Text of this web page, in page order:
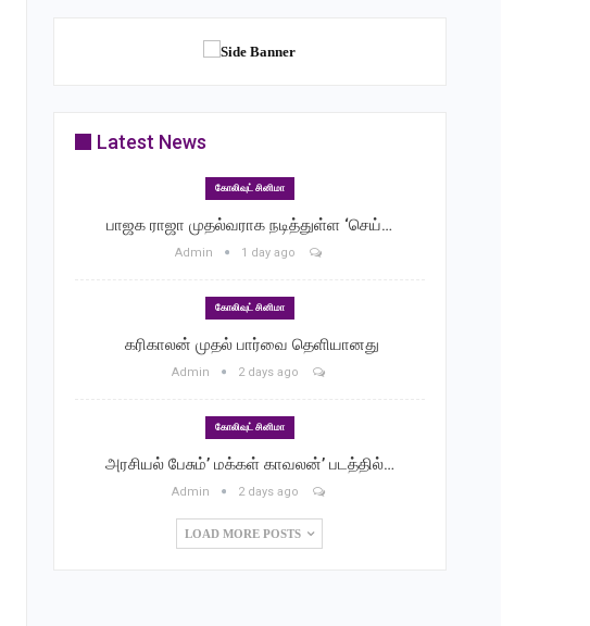
Latest News
கோலிவுட் சினிமா
பாஜக ராஜா முதல்வராக நடித்துள்ள ‘செய்…
Admin 1 day ago
கோலிவுட் சினிமா
‎ கரிகாலன் முதல் பார்வை தெளியானது
Admin 2 days ago
கோலிவுட் சினிமா
அரசியல் பேசும்’ மக்கள் காவலன்’ படத்தில்…
Admin 2 days ago
LOAD MORE POSTS